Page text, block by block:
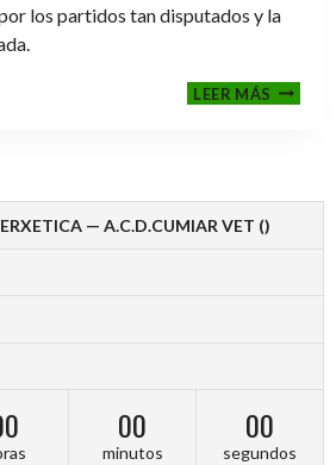
los partidos tan disputados y la
LEER MÁS
2024-
— A.C.D.CUMIAR VET ()
00
minutos
00
segundos